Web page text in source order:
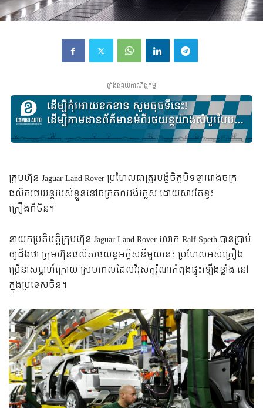
ផ្ទាំងផ្សាយពាណិជ្ជកម្ម
ក្រុមហ៊ុន Jaguar Land Rover ប្រហែលជាត្រូវបង្ខំចិត្តបិទទ្វាររោងចក្រ
ផលិតរថយន្តរបស់ខ្លួននៅចក្រភពអង់គ្លេស ដោយសារតែខ្វះ
គ្រឿងពីចិន។
នាយកប្រតិបត្តិក្រុមហ៊ុន Jaguar Land Rover លោក Ralf Speth បានប្រាប់
ឲ្យដឹងថា ក្រុមហ៊ុនផលិតរថយន្តអគ្គិសនីមួយនេះ ប្រហែលអស់គ្រឿង
ប្រើនាសប្តាហ៍ក្រោយ ស្របពេលដែលវីរុសកូរ៉ូណាកំពុងផ្ទុះឡើងខ្លាំង នៅ
ក្នុងប្រទេសចិន។